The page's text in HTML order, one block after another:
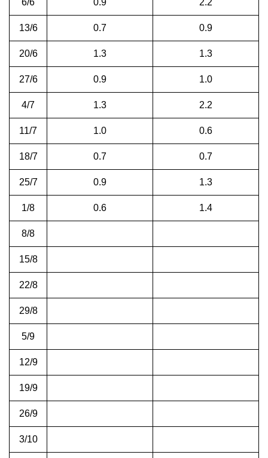
13/6 0.7 0.9
20/6 1.3 1.3
27/6 0.9 1.0
4/7 1.3 2.2
11/7 1.0 0.6
18/7 0.7 0.7
25/7 0.9 1.3
1/8 0.6 1.4
8/8
15/8
22/8
29/8
5/9
12/9
19/9
26/9
3/10